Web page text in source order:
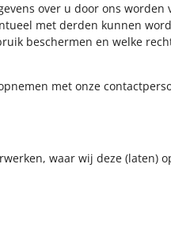
over u door ons
met derden kunnen
beschermen en welke
met onze
waar wij deze (laten)